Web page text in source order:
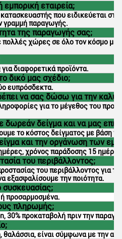
εταιρεία;
που ειδικεύεται
γραμμή παραγωγής.
της παραγωγής σας;
πολλές χώρες σε όλο τον κόσμο με
διαφορετικά προϊόντα.
δικό μας σχέδιο;
ευπρόσδεκτα.
να σας δώσω για την
για το μέγεθος του
δωρεάν δείγμα και να μας
το κόστος δείγματος με βάση
και την οργάνωση των
χρόνος παράδοσης 15
του περιβάλλοντος;
του περιβάλλοντος για
εξασφαλίσουμε την ποιότητα.
συσκευασίας;
ή προσαρμοσμένα.
πληρωμής;
30% προκαταβολή πριν την
θαλάσσια, είναι σύμφωνα με την